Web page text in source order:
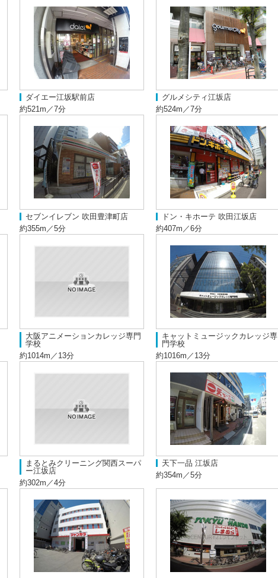
ダイエー江坂駅前店
約521m／7分
グルメシティ江坂店
約524m／7分
セブンイレブン 吹田豊津町店
約355m／5分
ドン・キホーテ 吹田江坂店
約407m／6分
大阪アニメーションカレッジ専門
学校
約1014m／13分
キャットミュージックカレッジ専
門学校
約1016m／13分
まるとみクリーニング関西スーパ
ー江坂店
約302m／4分
天下一品 江坂店
約354m／5分